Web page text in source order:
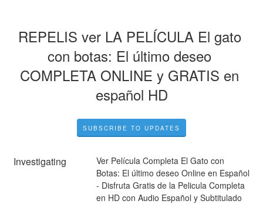
REPELIS ver LA PELÍCULA El gato
con botas: El último deseo
COMPLETA ONLINE y GRATIS en
español HD
SUBSCRIBE TO UPDATES
Investigating
Ver Película Completa El Gato con
Botas: El último deseo Online en Español
- Disfruta Gratis de la Pelicula Completa
en HD con Audio Español y Subtitulado